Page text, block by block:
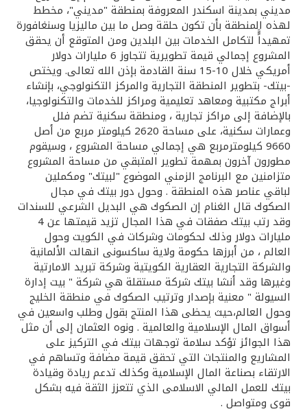
تركيا
مصر
المملكة المتحدة
مملكة البحرين
مديني بمدينة اسكندر المعروفة بمنطقة "مديني"، مخطط
لهذه المنطقة بأن تكون حلقة وصل ما بين ماليزيا وسنغافورة
تمهيداًًَ لتكامل الخدمات بين البلدين ومن المتوقع أن يحقق
المشروع إجمالي قيمة تطويرية تتجاوز 6 مليارات دولار
أمريكي خلال 10-15 سنة القادمة بإذن الله تعالى. ويختص
-بيتك- بتطوير المنطقة التجارية والمركز التكنولوجي، بإنشاء
أبراج مكتبية ومعاهد تعليمية ومراكز للخدمات والتكنولوجيا،
بالإضافة إلى مراكز تجارية ، ومنطقة سكنية تضم فلل
وعمارات سكنية، على مساحة 2620 كيلومتر مربع من أصل
9660 كيلومترمربع هي إجمالي مساحة المشروع ، وسيقوم
مطورون آخرون بمهمة تطوير المتبقي من مساحة المشروع
متزامنين مع البرنامج الزمني الموضوع "لبيتك" ومكملين
لباقي عناصر هذه المنطقة . وحول دور بيتك في مجال
الصكوك قال الغنام إن الصكوك هي البديل الشرعي للسندات
وقد رتب بيتك صفقات في هذا المجال تزيد قيمتها عن 4
مليارات دولار وذلك لحكومات وشركات في الكويت وحول
العالم ، من أبرزها حكومة ولاية ساكسونى انهالت الألمانية
والشركة التجارية العقارية الكويتية وشركة تبريد الامارتية
وغيرها وقد أنشا بيتك شركة مستقلة هي شركة " بيت إدارة
السيولة " معنية بإصدار وترتيب الصكوك في منطقة الخليج
وحول العالم،حيث يحظى هذا المنتج بقول وطلب واسعين في
أسواق المال الإسلامية والعالمية . ونوه العثمان إلى أن مثل
هذا الجوائز تؤكد سلامة توجهات بيتك في التركيز على
المشاريع والمنتجات التي تحقق قيمة مضافة وتساهم في
الارتقاء بصناعة المال الإسلامية وكذلك تدعم ريادة وقيادة
بيتك للعمل المالي الاسلامى الذي تتعزز الثقة فيه بشكل
قوى ومتواصل .